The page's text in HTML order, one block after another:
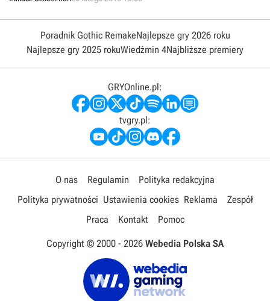
również na konsole PlayStation 4 i Xbox One. Ujawniono też, że
Poradnik Gothic RemakeNajlepsze gry 2026 roku
Najlepsze gry 2025 rokuWiedźmin 4Najbliższe premiery
GRYOnline.pl:
tvgry.pl:
O nas Regulamin
Polityka redakcyjna
Polityka prywatności Ustawienia cookies Reklama
Zespół
Praca
Kontakt Pomoc
Copyright © 2000 - 2026 Webedia Polska SA